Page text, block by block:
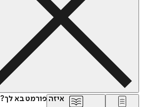
איזה פורמט בא לך?